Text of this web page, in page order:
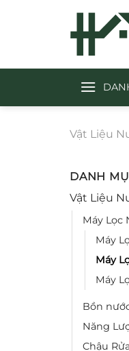
Vật Liệu
DANH
Vật Liệu
Máy Lọc
Máy
Máy
Máy
Bồn
Năng
Chậu